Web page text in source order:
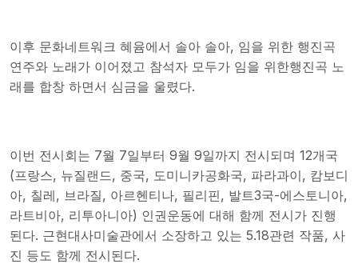
이후 문화네트워크 혜윰에서 솔아 솔아, 임을 위한 행진곡
연주와 노래가 이어졌고 참석자 모두가 임을 위한행진곡 노
래를 합창 하면서 심금을 울렸다.
이번 전시회는 7월 7일부터 9월 9일까지 전시되며 12개국
(프랑스, 뉴질랜드, 중국, 도미니카공화국, 파라과이, 캄보디
아, 칠레, 브라질, 아르헨티나, 필리핀, 발트3국-에스토니아,
라트비아, 리투아니아) 인권운동에 대해 함께 전시가 진행
된다. 근현대사미술관에서 소장하고 있는 5.18관련 작품, 사
진 등도 함께 전시된다.